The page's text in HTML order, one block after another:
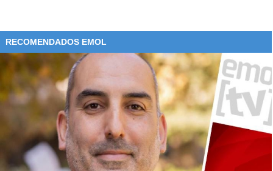
RECOMENDADOS EMOL